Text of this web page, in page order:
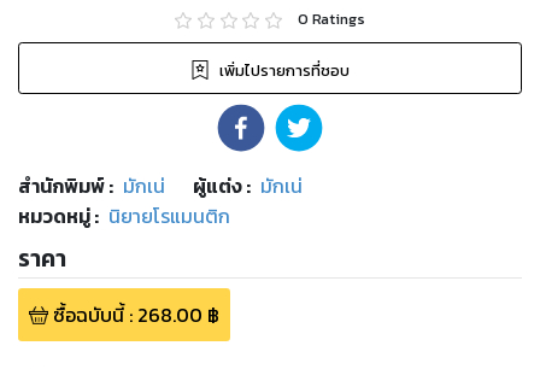
0 Ratings
เพิ่มไปรายการที่ชอบ
สำนักพิมพ์: มักเน่ ผู้แต่ง : มักเน่
หมวดหมู่: นิยายโรแมนติก
ราคา
ซื้อฉบับนี้: 268.00 ฿